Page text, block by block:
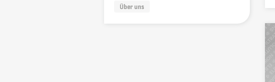
Über uns